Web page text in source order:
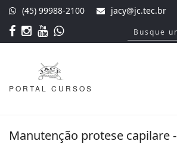
(45) 99988-2100 jacy@jc.tec.br
PORTAL CURSOS
Manutenção protese capilare -